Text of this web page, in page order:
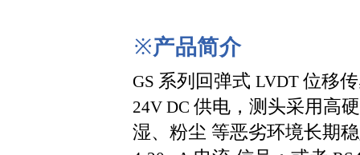
※产品简介
GS 系列回弹式 LVDT 位移
24V DC 供电，测头采用高
湿、粉尘 等恶劣环境长期